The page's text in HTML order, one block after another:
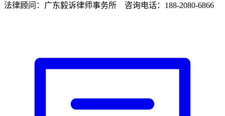
法律顾问：广东毅诉律师事务所 咨询电话：188-2080-6866